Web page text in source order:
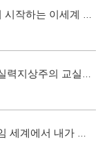
작하는 이세계 생
력지상주의 교실에
세계에서 내가 할